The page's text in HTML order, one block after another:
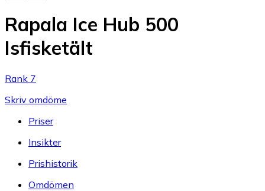
Rapala Ice Hub 500
Isfisketält
Rank 7
Skriv omdöme
Priser
Insikter
Prishistorik
Omdömen